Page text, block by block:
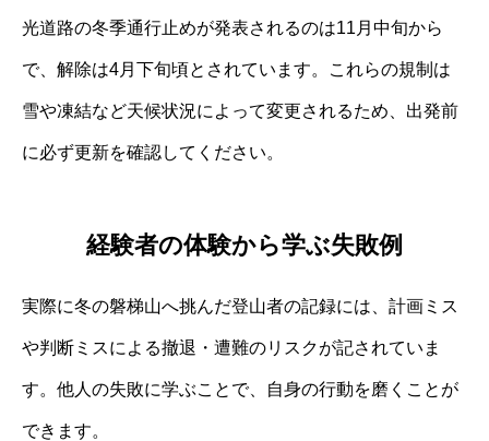
光道路の冬季通行止めが発表されるのは11月中旬から
で、解除は4月下旬頃とされています。これらの規制は
雪や凍結など天候状況によって変更されるため、出発前
に必ず更新を確認してください。
経験者の体験から学ぶ失敗例
実際に冬の磐梯山へ挑んだ登山者の記録には、計画ミス
や判断ミスによる撤退・遭難のリスクが記されていま
す。他人の失敗に学ぶことで、自身の行動を磨くことが
できます。